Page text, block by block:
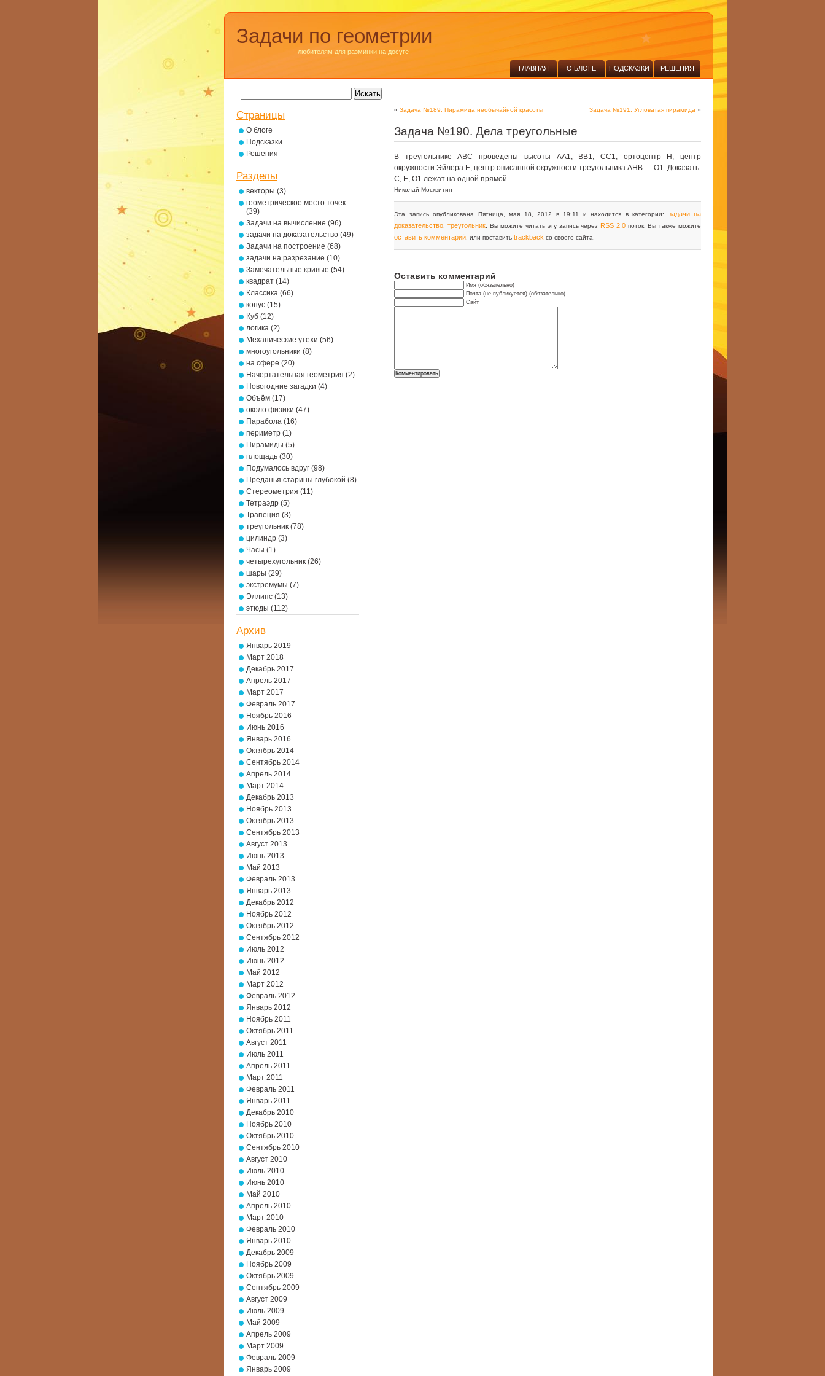
Задачи по геометрии
любителям для разминки на досуге
ГЛАВНАЯ О БЛОГЕ ПОДСКАЗКИ РЕШЕНИЯ
« Задача №189. Пирамида необычайной красоты Задача №191. Угловатая пирамида »
Задача №190. Дела треугольные
В треугольнике ABC проведены высоты AA1, BB1, CC1, ортоцентр H, центр
окружности Эйлера E, центр описанной окружности треугольника AHB — O1. Доказать:
С, E, O1 лежат на одной прямой.
Николай Москвитин
Эта запись опубликована Пятница, мая 18, 2012 в 19:11 и находится в категории: задачи на
доказательство треугольник. Вы можите читать эту запись через RSS 2.0поток. Вы также можите
оставить комментарий , или поставить trackback со своего сайта.
Оставить комментарий
Имя (обязательно)
Почта (не публикуется) (обязательно)
Сайт
Страницы
О блоге
Подсказки
Решения
Разделы
векторы (3)
геометрическое место точек
(39)
Задачи на вычисление (96)
задачи на доказательство (49)
Задачи на построение (68)
задачи на разрезание (10)
Замечательные кривые (54)
квадрат (14)
Классика (66)
конус (15)
Куб (12)
логика (2)
Механические утехи (56)
многоугольники (8)
на сфере (20)
Начертательная геометрия (2)
Новогодние загадки (4)
Объём (17)
около физики (47)
Парабола (16)
периметр (1)
Пирамиды (5)
площадь (30)
Подумалось вдруг (98)
Преданья старины глубокой (8)
Стереометрия (11)
Тетраэдр (5)
Трапеция (3)
треугольник (78)
цилиндр (3)
Часы (1)
четырехугольник (26)
шары (29)
экстремумы (7)
Эллипс (13)
этюды (112)
Архив
Январь 2019
Март 2018
Декабрь 2017
Апрель 2017
Март 2017
Февраль 2017
Ноябрь 2016
Июнь 2016
Январь 2016
Октябрь 2014
Сентябрь 2014
Апрель 2014
Март 2014
Декабрь 2013
Ноябрь 2013
Октябрь 2013
Сентябрь 2013
Август 2013
Июнь 2013
Май 2013
Февраль 2013
Январь 2013
Декабрь 2012
Ноябрь 2012
Октябрь 2012
Сентябрь 2012
Июль 2012
Июнь 2012
Май 2012
Март 2012
Февраль 2012
Январь 2012
Ноябрь 2011
Октябрь 2011
Август 2011
Июль 2011
Апрель 2011
Март 2011
Февраль 2011
Январь 2011
Декабрь 2010
Ноябрь 2010
Октябрь 2010
Сентябрь 2010
Август 2010
Июль 2010
Июнь 2010
Май 2010
Апрель 2010
Март 2010
Февраль 2010
Январь 2010
Декабрь 2009
Ноябрь 2009
Октябрь 2009
Сентябрь 2009
Август 2009
Июль 2009
Май 2009
Апрель 2009
Март 2009
Февраль 2009
Январь 2009